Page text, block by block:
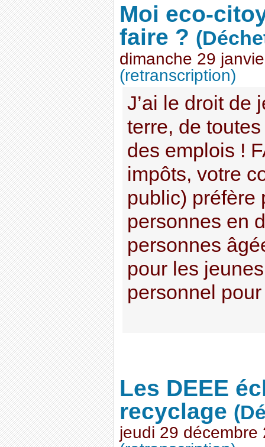
Moi eco-
faire ?
dimanche 29
(retranscription)
J’ai le droit de
terre, de
des emplois !
impôts, votre
public) préfère
personnes en
personnes
pour les
personnel
Les DEEE
recyclage
jeudi 29 décembre